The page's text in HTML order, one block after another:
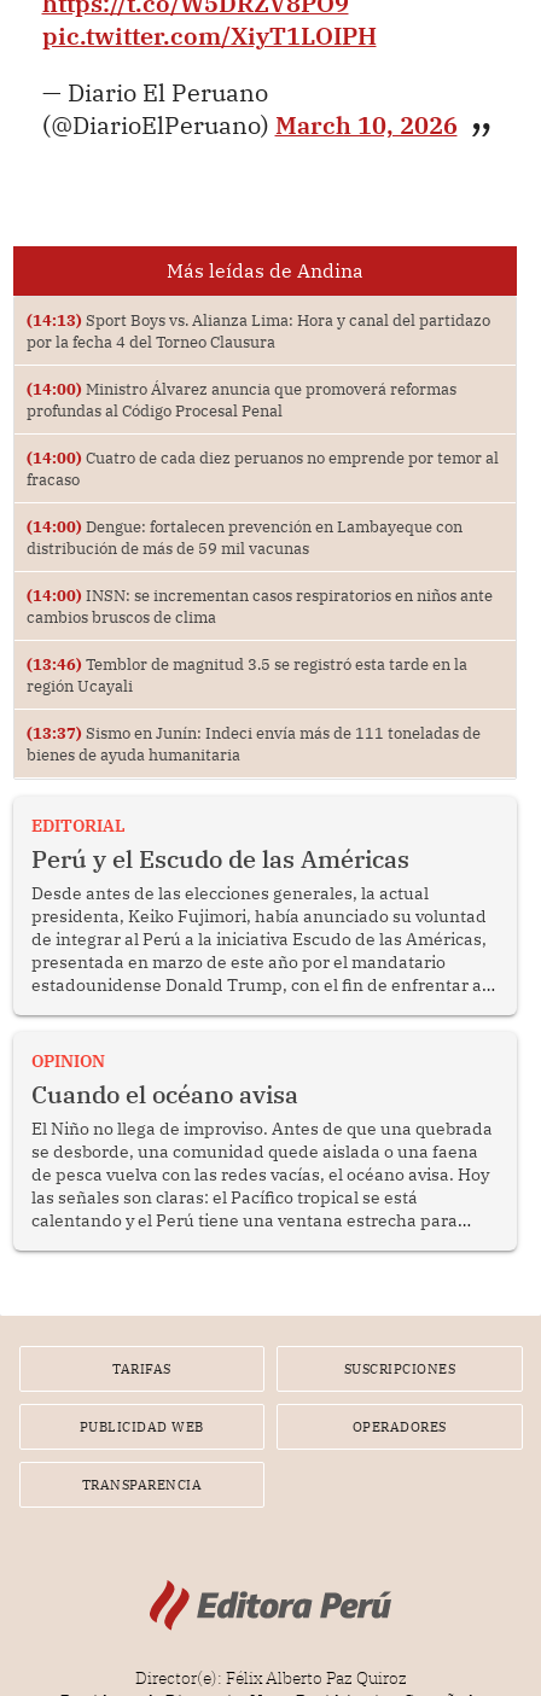
pic.twitter.com/XiyT1LOIPH
— Diario El Peruano
(@DiarioElPeruano) March 10, 2026
Más leídas de Andina
(14:13) Sport Boys vs. Alianza Lima: Hora y canal del partidazo
por la fecha 4 del Torneo Clausura
(14:00) Ministro Álvarez anuncia que promoverá reformas
profundas al Código Procesal Penal
(14:00) Cuatro de cada diez peruanos no emprende por temor al
fracaso
(14:00) Dengue: fortalecen prevención en Lambayeque con
distribución de más de 59 mil vacunas
(14:00) INSN: se incrementan casos respiratorios en niños ante
cambios bruscos de clima
(13:46) Temblor de magnitud 3.5 se registró esta tarde en la
región Ucayali
(13:37) Sismo en Junín: Indeci envía más de 111 toneladas de
bienes de ayuda humanitaria
EDITORIAL
Perú y el Escudo de las Américas
Desde antes de las elecciones generales, la actual
presidenta, Keiko Fujimori, había anunciado su voluntad
de integrar al Perú a la iniciativa Escudo de las Américas,
presentada en marzo de este año por el mandatario
estadounidense Donald Trump, con el fin de enfrentar al
OPINION
Cuando el océano avisa
El Niño no llega de improviso. Antes de que una quebrada
se desborde, una comunidad quede aislada o una faena
de pesca vuelva con las redes vacías, el océano avisa. Hoy
las señales son claras: el Pacífico tropical se está
calentando y el Perú tiene una ventana estrecha para
TARIFAS SUSCRIPCIONES
PUBLICIDAD WEB OPERADORES
TRANSPARENCIA
Director(e): Félix Alberto Paz Quiroz